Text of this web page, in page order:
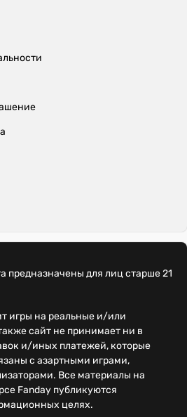
предназначены для лиц старше 21
игры на реальные и/или
сайт не принимает ни в
и/иных платежей, которые
с азартными играми,
Все материалы на
Fanday публикуются
целях.